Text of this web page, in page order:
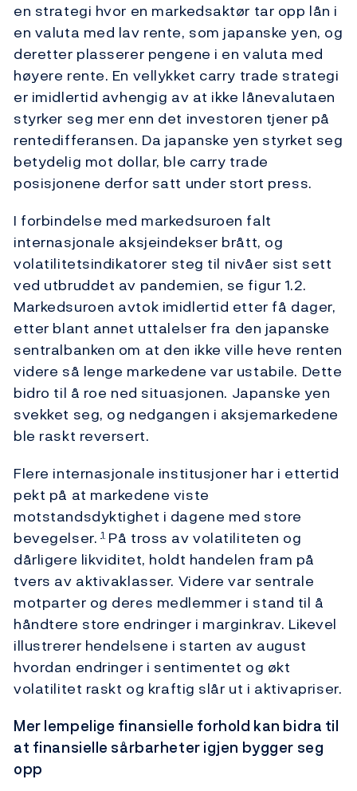
en strategi hvor en markedsaktør tar opp lån i
en valuta med lav rente, som japanske yen, og
deretter plasserer pengene i en valuta med
høyere rente. En vellykket carry trade strategi
er imidlertid avhengig av at ikke lånevalutaen
styrker seg mer enn det investoren tjener på
rentedifferansen. Da japanske yen styrket seg
betydelig mot dollar, ble carry trade
posisjonene derfor satt under stort press.
I forbindelse med markedsuroen falt
internasjonale aksjeindekser brått, og
volatilitetsindikatorer steg til nivåer sist sett
ved utbruddet av pandemien, se figur 1.2.
Markedsuroen avtok imidlertid etter få dager,
etter blant annet uttalelser fra den japanske
sentralbanken om at den ikke ville heve renten
videre så lenge markedene var ustabile. Dette
bidro til å roe ned situasjonen. Japanske yen
svekket seg, og nedgangen i aksjemarkedene
ble raskt reversert.
Flere internasjonale institusjoner har i ettertid
pekt på at markedene viste
motstandsdyktighet i dagene med store
bevegelser. 1På tross av volatiliteten og
dårligere likviditet, holdt handelen fram på
tvers av aktivaklasser. Videre var sentrale
motparter og deres medlemmer i stand til å
håndtere store endringer i marginkrav. Likevel
illustrerer hendelsene i starten av august
hvordan endringer i sentimentet og økt
volatilitet raskt og kraftig slår ut i aktivapriser.
Mer lempelige finansielle forhold kan bidra til
at finansielle sårbarheter igjen bygger seg
opp